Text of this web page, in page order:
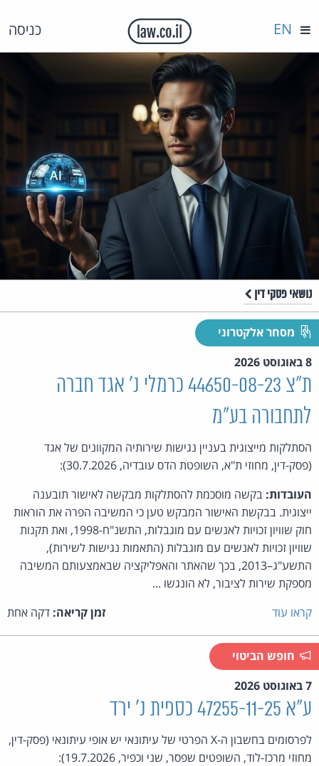
כניסה EN
נושאי פסקי דין
מסחר אלקטרוני
8 באוגוסט 2026
ת"צ 44650-08-23 כרמלי נ' אגד חברה
לתחבורה בע"מ
הסתלקות מייצוגית בעניין נגישות שירותיה המקוונים של אגד
(פסק-דין, מחוזי ת"א, השופטת הדס עובדיה, 30.7.2026):
העובדות: בקשה מוסכמת להסתלקות מבקשה לאישור תובענה
ייצוגית. בבקשת האישור המבקש טען כי המשיבה הפרה את הוראות
חוק שוויון זכויות לאנשים עם מוגבלות, התשנ"ח-1998, ואת תקנות
שוויון זכויות לאנשים עם מוגבלות (התאמות נגישות לשירות),
התשע"ג–2013, בכך שהאתר והאפליקציה שבאמצעותם המשיבה
מספקת שירות לציבור, לא הונגשו ...
קראו עוד
זמן קריאה: דקה אחת
חופש הביטוי
7 באוגוסט 2026
ע"א 47255-11-25 כספית נ' ירד
לפרסומים בחשבון ה-X הפרטי של עיתונאי יש אופי עיתונאי (פסק-דין,
מחוזי מרכז-לוד, השופטים שפסר, שני וכפיר, 19.7.2026):